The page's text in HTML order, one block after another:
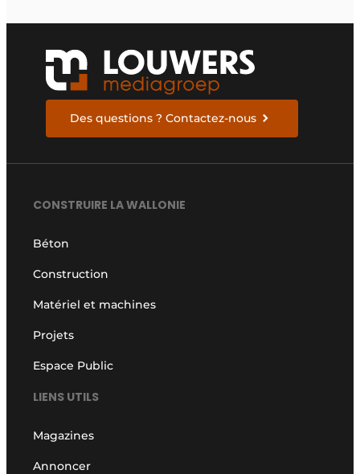
Des questions ? Contactez-nous
CONSTRUIRE LA WALLONIE
Béton
Construction
Matériel et machines
Projets
Espace Public
LIENS UTILS
Magazines
Annoncer